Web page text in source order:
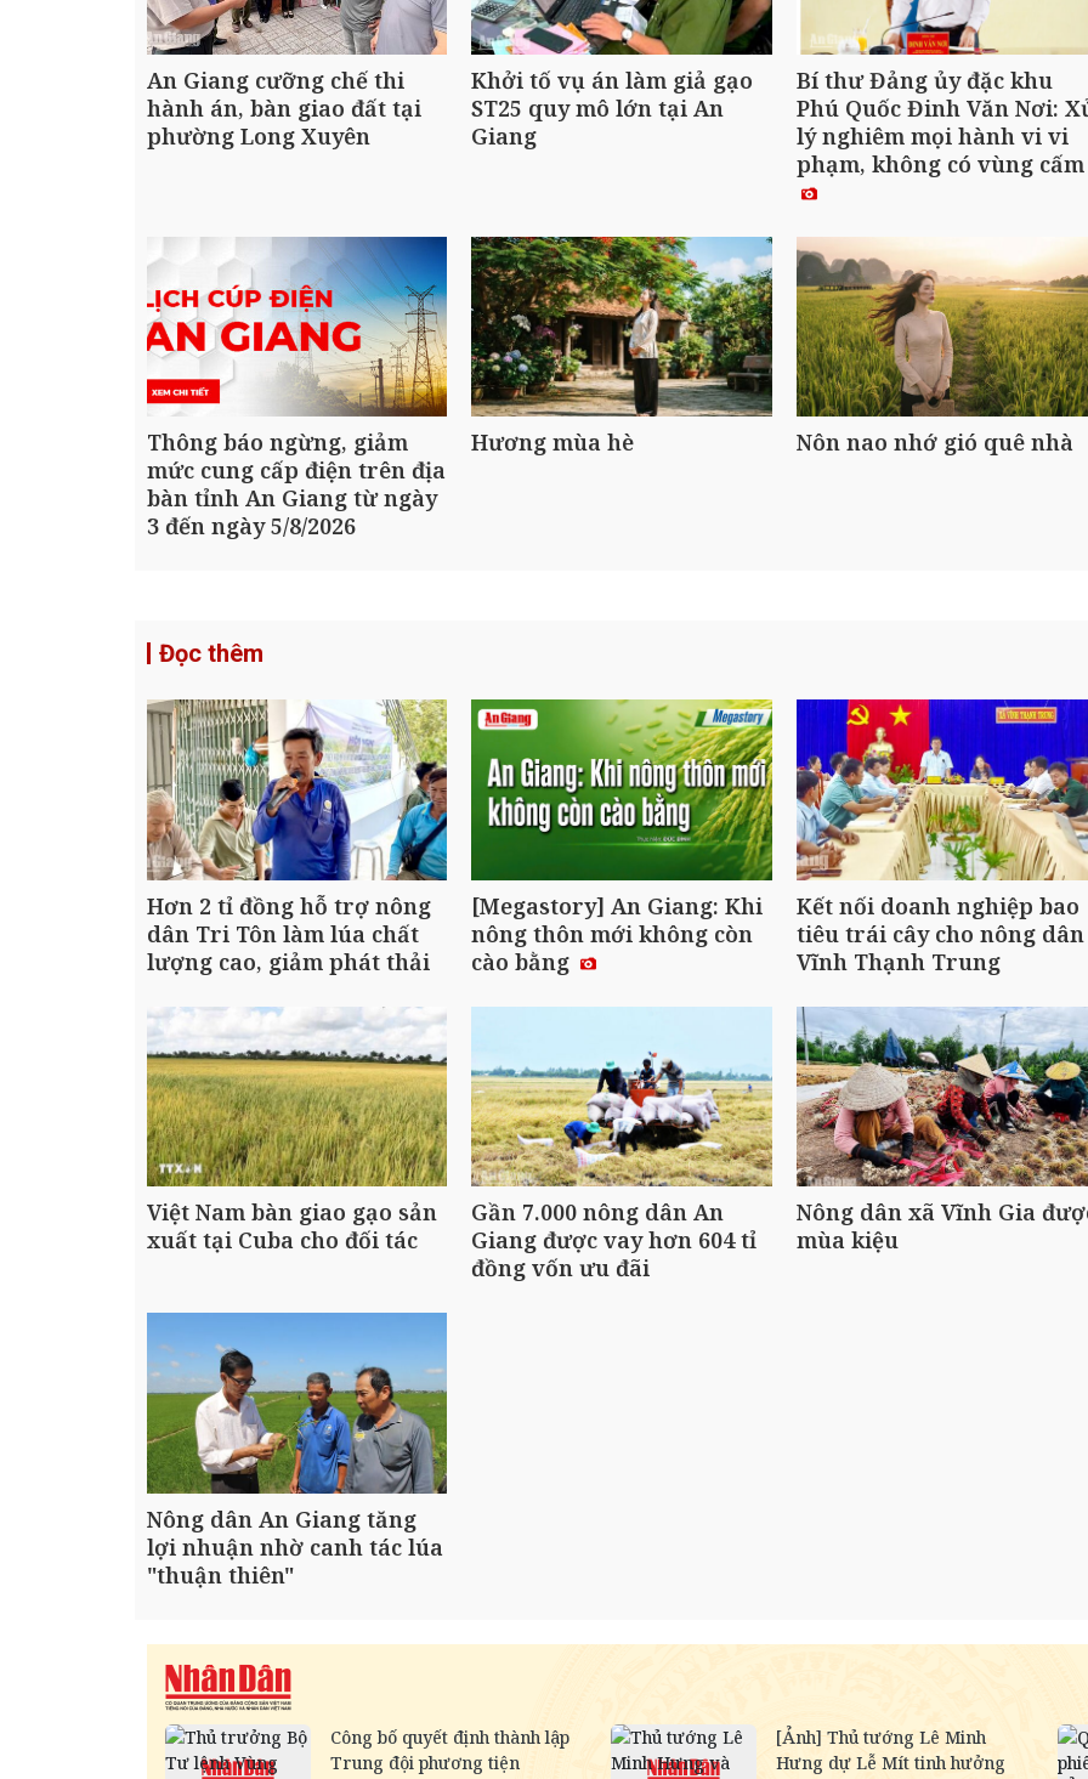
An Giang cưỡng chế thi
hành án, bàn giao đất tại
phường Long Xuyên
Khởi tố vụ án làm giả gạo
ST25 quy mô lớn tại An
Giang
Bí thư Đảng ủy đặc khu
Phú Quốc Đinh Văn Nơi:
lý nghiêm mọi hành vi vi
phạm, không có vùng
Thông báo ngừng, giảm
mức cung cấp điện trên địa
bàn tỉnh An Giang từ ngày
3 đến ngày 5/8/2026
Hương mùa hè Nôn nao nhớ gió quê nhà
Đọc thêm
Hơn 2 tỉ đồng hỗ trợ nông
dân Tri Tôn làm lúa chất
lượng cao, giảm phát thải
[Megastory] An Giang: Khi
nông thôn mới không còn
cào bằng
Kết nối doanh nghiệp bao
tiêu trái cây cho nông dân
Vĩnh Thạnh Trung
Việt Nam bàn giao gạo sản
xuất tại Cuba cho đối tác
Gần 7.000 nông dân An
Giang được vay hơn 604 tỉ
đồng vốn ưu đãi
Nông dân xã Vĩnh Gia
mùa kiệu
Nông dân An Giang tăng
lợi nhuận nhờ canh tác lúa
"thuận thiên"